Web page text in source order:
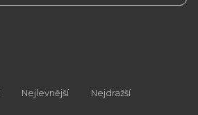
Nejlevnější Nejdražší